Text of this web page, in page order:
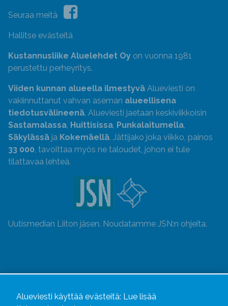
Seuraa meitä
Hallitse evästeitä
Kustannusliike Aluelehdet Oy on vuonna 1981
perustettu perheyritys.
Viiden kunnan alueella ilmestyvä Alueviesti on
vakiinnuttanut vahvan aseman alueellisena
tiedotusvälineenä. Alueviesti jaetaan keskiviikkoisin
Sastamalassa, Huittisissa, Punkalaitumella,
Säkylässä ja Kokemäellä. Jättijako joka viikko, painos
33 000, tavoittaa myös ne taloudet, johon ei tule
tilattavaa lehteä.
Uutismedian Liiton jäsen. Noudatamme JSN:n ohjeita.
Alueviesti käyttää evästeitä: Lue lisää